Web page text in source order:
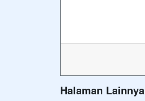
Halaman Lainnya